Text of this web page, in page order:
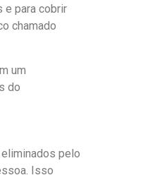
e para cobrir
chamado
um
do
pelo
Isso